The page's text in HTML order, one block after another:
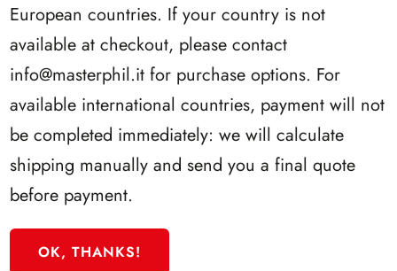
SFORZESCO ITALIA 1988 PAGINE 3
European countries. If your country is not
available at checkout, please contact
info@masterphil.it for purchase options. For
available international countries, payment will not
be completed immediately: we will calculate
shipping manually and send you a final quote
before payment.
OK, THANKS!